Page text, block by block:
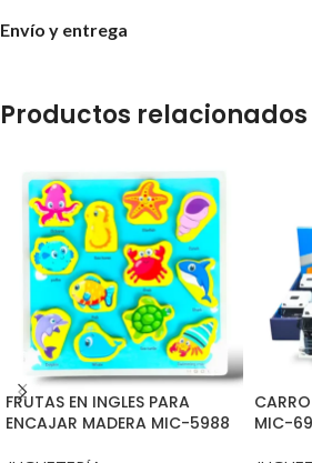
Envío y entrega
Productos relacionados
FRUTAS EN INGLES PARA
ENCAJAR MADERA MIC-5988
MIC-